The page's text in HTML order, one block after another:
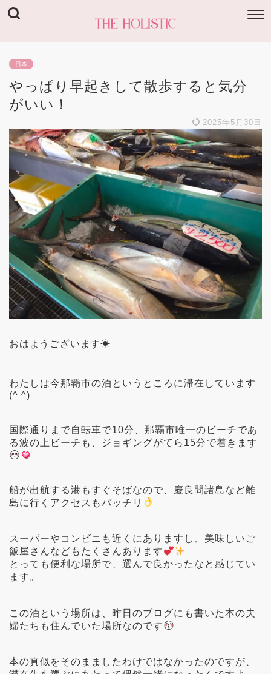
日本
やっぱり早起きして散歩すると気分
がいい！
2025年5月30日
おはようございます☀
わたしは今那覇市の泊というところに滞在しています
(^ ^)
国際通りまで自転車で10分、那覇市唯一のビーチであ
る波の上ビーチも、ジョギングがてら15分で着きます
船が出航する港もすぐそばなので、慶良間諸島など離
島に行くアクセスもバッチリ
スーパーやコンビニも近くにありますし、美味しいご
飯屋さんなどもたくさんあります
とっても便利な場所で、選んで良かったなと感じてい
ます。
この泊という場所は、昨日のブログにも書いた本の夫
婦たちも住んでいた場所なのです
本の真似をそのまましたわけではなかったのですが、